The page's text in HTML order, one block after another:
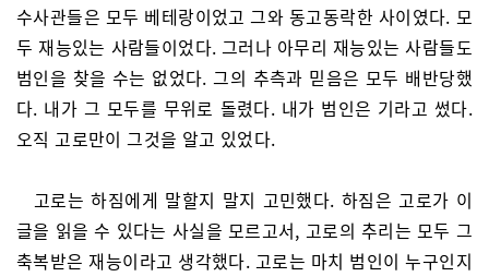
수사관들은 모두 베테랑이었고 그와 동고동락한 사이였다. 모
두 재능있는 사람들이었다. 그러나 아무리 재능있는 사람들도
범인을 찾을 수는 없었다. 그의 추측과 믿음은 모두 배반당했
다. 내가 그 모두를 무위로 돌렸다. 내가 범인은 기라고 썼다.
오직 고로만이 그것을 알고 있었다.
고로는 하짐에게 말할지 말지 고민했다. 하짐은 고로가 이
글을 읽을 수 있다는 사실을 모르고서, 고로의 추리는 모두 그
축복받은 재능이라고 생각했다. 고로는 마치 범인이 누구인지